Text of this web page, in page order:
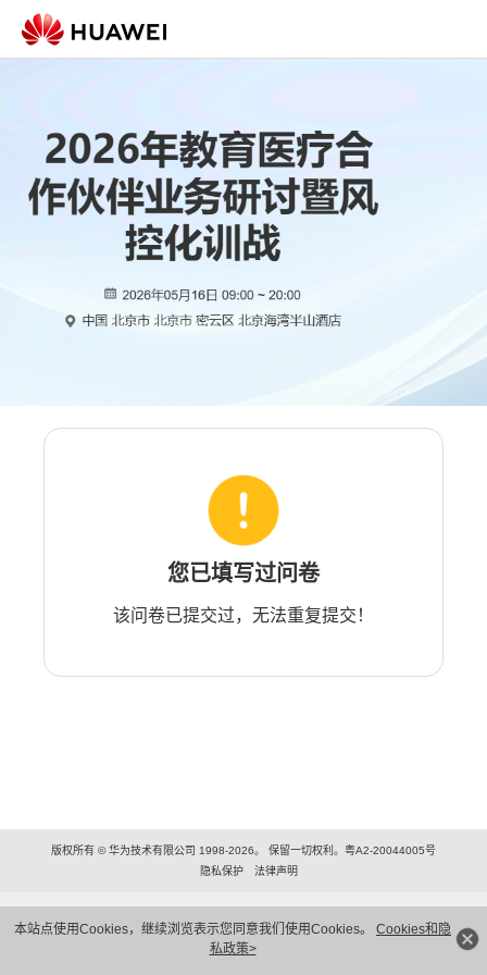
本站点使用Cookies，继续浏览表示您同意我们使用Cookies。 Cookies和隐
私政策>
您已填写过问卷
该问卷已提交过，无法重复提交！
版权所有 © 华为技术有限公司 1998-2026。 保留一切权利。粤A2-20044005号
隐私保护
法律声明